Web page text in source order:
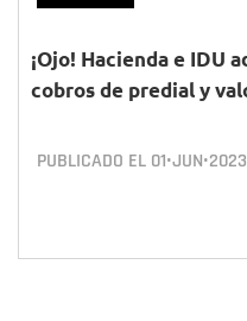
¡Ojo! Hacienda e IDU
cobros de predial y
PUBLICADO EL 01•JUN•2023